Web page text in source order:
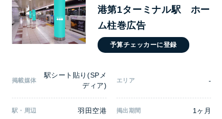
港第1ターミナル駅 ホー
ム柱巻広告
予算チェッカーに登録
掲載媒体
駅シート貼り(SPメ
ディア)
エリア -
駅・周辺 羽田空港 掲出期間 1ヶ月